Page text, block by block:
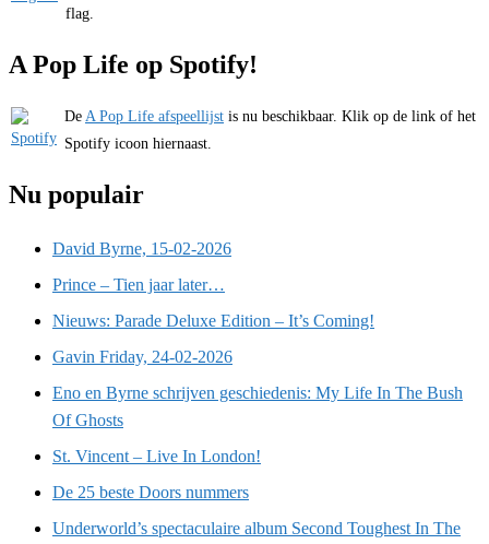
flag.
A Pop Life op Spotify!
De A Pop Life afspeellijst is nu beschikbaar. Klik op de link of het
Spotify icoon hiernaast.
Nu populair
David Byrne, 15-02-2026
Prince – Tien jaar later…
Nieuws: Parade Deluxe Edition – It’s Coming!
Gavin Friday, 24-02-2026
Eno en Byrne schrijven geschiedenis: My Life In The Bush
Of Ghosts
St. Vincent – Live In London!
De 25 beste Doors nummers
Underworld’s spectaculaire album Second Toughest In The